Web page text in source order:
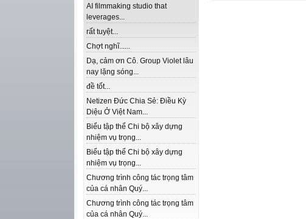
AI filmmaking studio that
leverages...
rất tuyệt...
Chợt nghĩ......
Dạ, cảm ơn Cô. Group Violet lâu
nay lặng sóng...
đề tốt...
Netizen Đức Chia Sẻ: Điều Kỳ
Diệu Ở Việt Nam...
Biểu tập thể Chi bộ xây dựng
nhiệm vụ trọng...
Biểu tập thể Chi bộ xây dựng
nhiệm vụ trọng...
Chương trình công tác trọng tâm
của cá nhân Quý...
Chương trình công tác trọng tâm
của cá nhân Quý...